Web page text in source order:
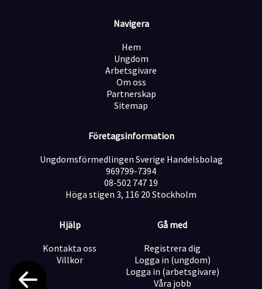
trygghet och har därför som rutin att ta utdrag ur
anställs i företaget. Detta innebär att vi vid en
anställning kommer begära ett registerutdrag från dig
innan du får börja arbeta.
Vi kommer endast att kontakta kandidater som blir
aktuella för intervju och tjänsten kan komma att
tillsättas före sista ansökningsdatum, vänta därför
Vita assistans har kontor i Stockholm och Göteborg
landet.
Navigera
Hem
Ungdom
Arbetsgivare
Om oss
Partnerskap
Sitemap
Företagsinformation
Ungdomsförmedlingen Sverige Handelsbolag
969799-7394
08-502 747 19
Höga stigen 3, 116 20 Stockholm
Hjälp
Kontakta oss
Villkor
Gå med
Registrera dig
Logga in (ungdom)
Logga in (arbetsgivare)
Våra jobb